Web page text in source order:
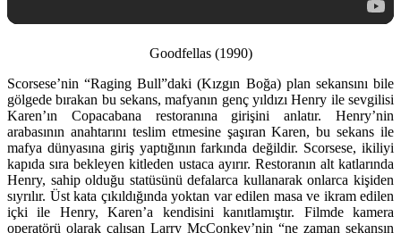
Goodfellas (1990)
Scorsese’nin “Raging Bull”daki (Kızgın Boğa) plan sekansını bile
gölgede bırakan bu sekans, mafyanın genç yıldızı Henry ile sevgilisi
Karen’ın Copacabana restoranına girişini anlatır. Henry’nin
arabasının anahtarını teslim etmesine şaşıran Karen, bu sekans ile
mafya dünyasına giriş yaptığının farkında değildir. Scorsese, ikiliyi
kapıda sıra bekleyen kitleden ustaca ayırır. Restoranın alt katlarında
Henry, sahip olduğu statüsünü defalarca kullanarak onlarca kişiden
sıyrılır. Üst kata çıkıldığında yoktan var edilen masa ve ikram edilen
içki ile Henry, Karen’a kendisini kanıtlamıştır. Filmde kamera
operatörü olarak çalışan Larry McConkey’nin “ne zaman sekansın